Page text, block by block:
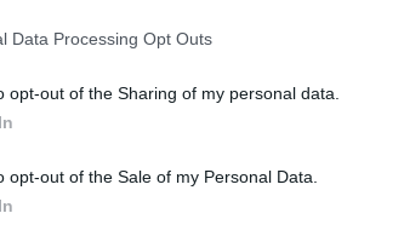
Data Processing Opt Outs
opt-out of the Sharing of my personal data.
opt-out of the Sale of my Personal Data.